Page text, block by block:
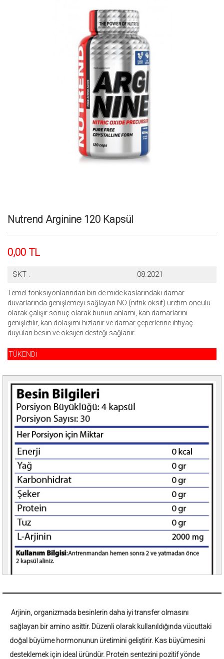
Nutrend Arginine 120 Kapsül
0,00 TL
SKT : 08.2021
Temel fonksiyonlarından biri de mide kaslarındaki damar
duvarlarında genişlemeyi sağlayan NO (nitrik oksit) üretim öncülü
olarak çalışır sonuç olarak bunun anlamı, kan damarlarını
genişletilir, kan dolaşımı hızlanır ve damar çeperlerine ihtiyaç
duyulan besin ve oksijen desteği sağlanır.
TÜKENDİ
Arjinin, organizmada besinlerin daha iyi transfer olmasını
sağlayan bir amino asittir. Düzenli olarak kullanıldığında vücuttaki
doğal büyüme hormonunun üretimini geliştirir. Kas büyümesini
desteklemek için ideal üründür. Protein sentezini pozitif yönde